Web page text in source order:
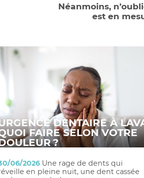
Néanmoins,
est en
DENTAIRE À
FAIRE SELON VOTRE
?
06/2026Une rage de dents qui
en pleine nuit, une dent cassée